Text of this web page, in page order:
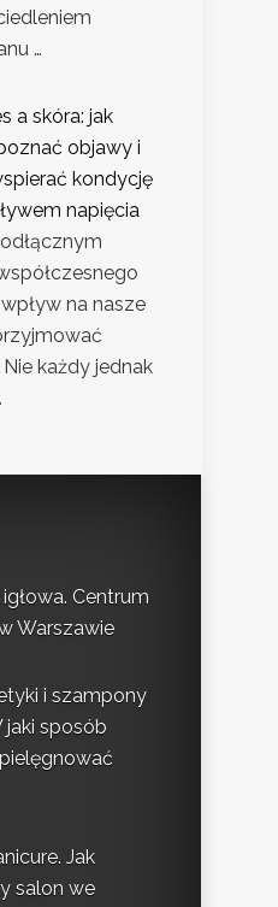
…
a skóra: jak
objawy i
kondycję
napięcia
na nasze
każdy jednak
Centrum
Warszawie
i szampony
jaki sposób
Jak
salon we